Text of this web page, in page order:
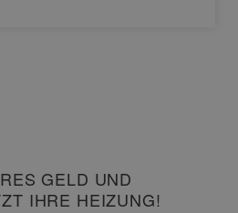
GELD UND
IHRE HEIZUNG!